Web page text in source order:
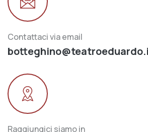
Contattaci via email
Raggiungici siamo in